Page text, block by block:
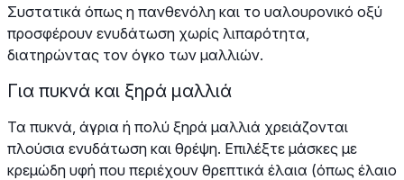
Συστατικά όπως η πανθενόλη και το υαλουρονικό οξύ
προσφέρουν ενυδάτωση χωρίς λιπαρότητα,
διατηρώντας τον όγκο των μαλλιών.
Για πυκνά και ξηρά μαλλιά
Τα πυκνά, άγρια ή πολύ ξηρά μαλλιά χρειάζονται
πλούσια ενυδάτωση και θρέψη. Επιλέξτε μάσκες με
κρεμώδη υφή που περιέχουν θρεπτικά έλαια (όπως έλαιο